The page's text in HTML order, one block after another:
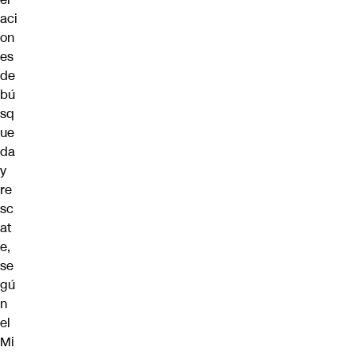
aci
on
es
de
bú
sq
ue
da
y
re
sc
at
e,
se
gú
n
el
Mi